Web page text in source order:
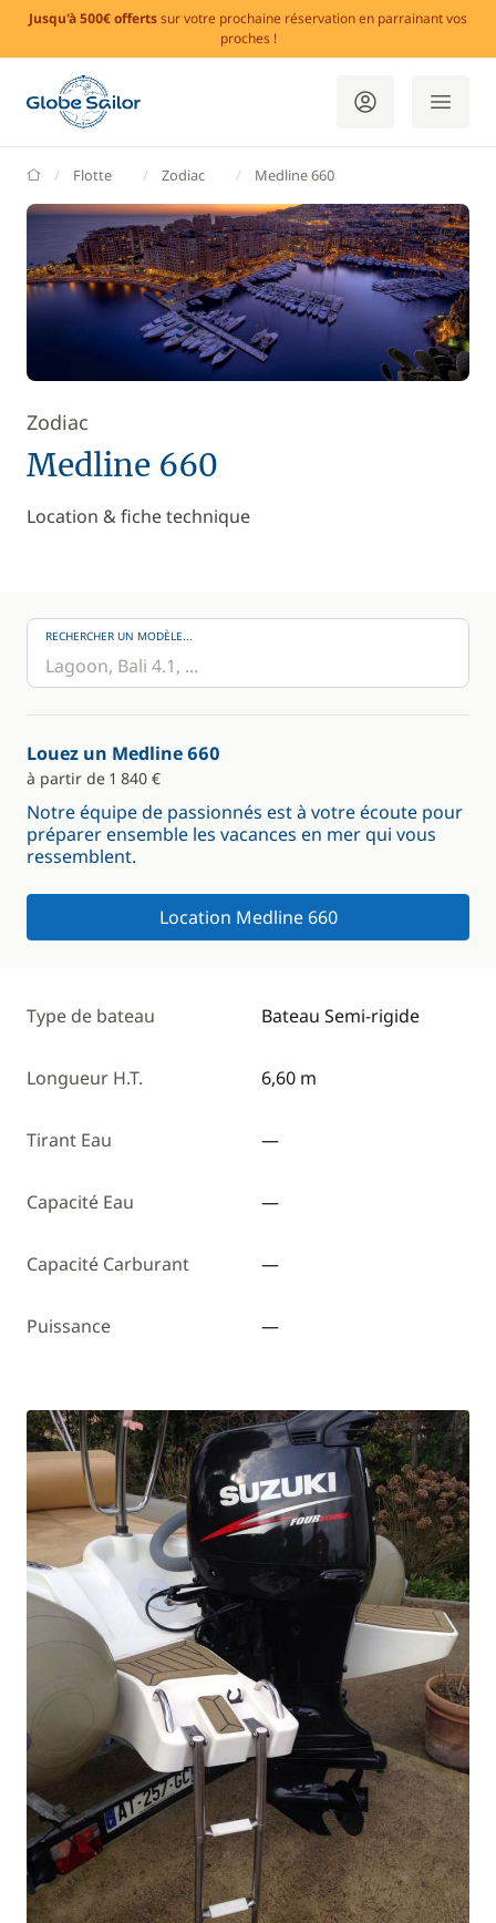
Jusqu'à 500€ offertssur votre prochaine réservation en parrainant vos
proches !
GlobeSailor
Flotte Zodiac Medline 660
Zodiac
Medline 660
Location & fiche technique
RECHERCHER UN MODÈLE...
Louez un Medline 660
à partir de 1 840 €
Notre équipe de passionnés est à votre écoute pour
préparer ensemble les vacances en mer qui vous
ressemblent.
Location Medline 660
Type de bateau Bateau Semi-rigide
Longueur H.T. 6,60 m
Tirant Eau —
Capacité Eau —
Capacité Carburant —
Puissance —